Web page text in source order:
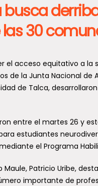
busca
30
el acceso equitativo a la
de la Junta Nacional
de Talca,
entre el martes 26 y
estudiantes
el Programa
Maule, Patricio Uribe,
importante de